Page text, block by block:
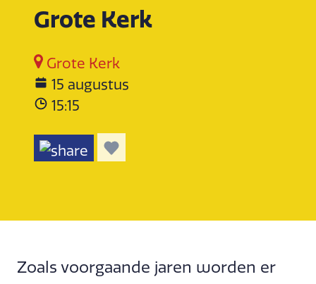
Grote Kerk
Grote Kerk
15 augustus
15:15
Zoals voorgaande jaren worden er